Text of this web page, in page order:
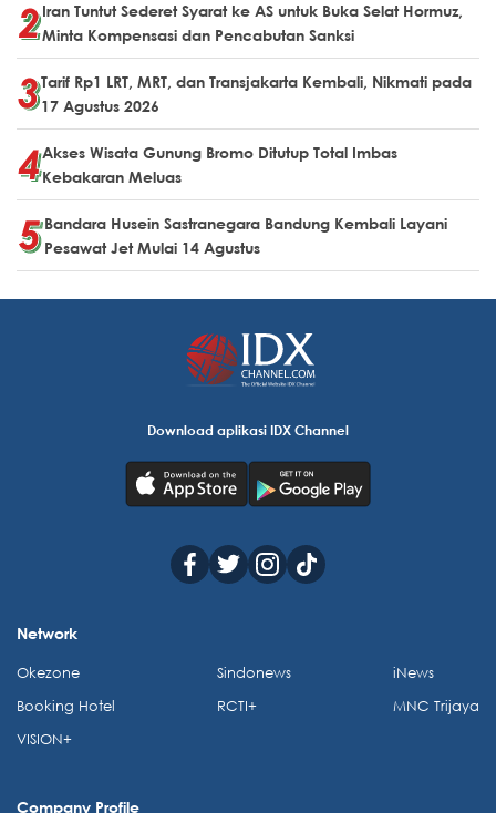
Iran Tuntut Sederet Syarat ke AS untuk Buka Selat Hormuz,
Minta Kompensasi dan Pencabutan Sanksi
Tarif Rp1 LRT, MRT, dan Transjakarta Kembali, Nikmati pada
17 Agustus 2026
Akses Wisata Gunung Bromo Ditutup Total Imbas
Kebakaran Meluas
Bandara Husein Sastranegara Bandung Kembali Layani
Pesawat Jet Mulai 14 Agustus
Download aplikasi IDX Channel
Network
Okezone
Booking Hotel
VISION+
Sindonews
RCTI+
iNews
MNC Trijaya
Company Profile